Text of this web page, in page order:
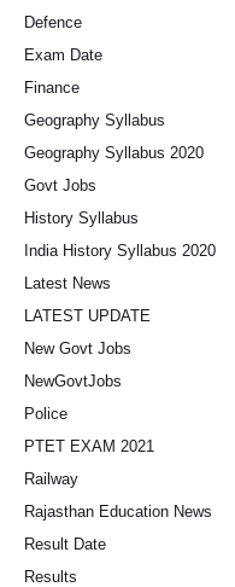
Defence
Exam Date
Finance
Geography Syllabus
Geography Syllabus 2020
Govt Jobs
History Syllabus
India History Syllabus 2020
Latest News
LATEST UPDATE
New Govt Jobs
NewGovtJobs
Police
PTET EXAM 2021
Railway
Rajasthan Education News
Result Date
Results